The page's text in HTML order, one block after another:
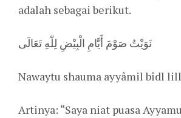
adalah sebagai berikut.
نَوَيْتُ صَوْمَ أَيَّامِ الْبِيْضِ لِلّٰهِ تَعَالَى
Nawaytu shauma ayyâmil bîdl
Artinya: “Saya niat puasa